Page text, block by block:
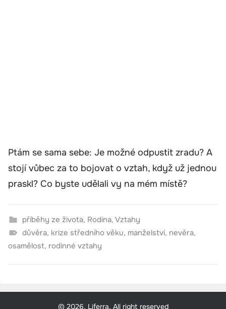
Ptám se sama sebe: Je možné odpustit zradu? A
stojí vůbec za to bojovat o vztah, když už jednou
praskl? Co byste udělali vy na mém místě?
příběhy ze života, Rodina, Vztahy
důvěra, krize středního věku, manželství, nevěra,
osamělost, rodinné vztahy
© 2026, Liferra. All right reserved